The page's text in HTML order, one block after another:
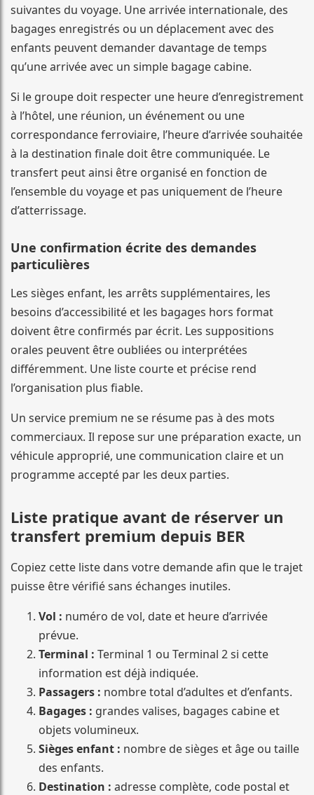
suivantes du voyage. Une arrivée internationale, des
bagages enregistrés ou un déplacement avec des
enfants peuvent demander davantage de temps
qu’une arrivée avec un simple bagage cabine.
Si le groupe doit respecter une heure d’enregistrement
à l’hôtel, une réunion, un événement ou une
correspondance ferroviaire, l’heure d’arrivée souhaitée
à la destination finale doit être communiquée. Le
transfert peut ainsi être organisé en fonction de
l’ensemble du voyage et pas uniquement de l’heure
d’atterrissage.
Une confirmation écrite des demandes
particulières
Les sièges enfant, les arrêts supplémentaires, les
besoins d’accessibilité et les bagages hors format
doivent être confirmés par écrit. Les suppositions
orales peuvent être oubliées ou interprétées
différemment. Une liste courte et précise rend
l’organisation plus fiable.
Un service premium ne se résume pas à des mots
commerciaux. Il repose sur une préparation exacte, un
véhicule approprié, une communication claire et un
programme accepté par les deux parties.
Liste pratique avant de réserver un
transfert premium depuis BER
Copiez cette liste dans votre demande afin que le trajet
puisse être vérifié sans échanges inutiles.
Vol : numéro de vol, date et heure d’arrivée
prévue.
Terminal : Terminal 1 ou Terminal 2 si cette
information est déjà indiquée.
Passagers : nombre total d’adultes et d’enfants.
Bagages : grandes valises, bagages cabine et
objets volumineux.
Sièges enfant : nombre de sièges et âge ou taille
des enfants.
Destination : adresse complète, code postal et